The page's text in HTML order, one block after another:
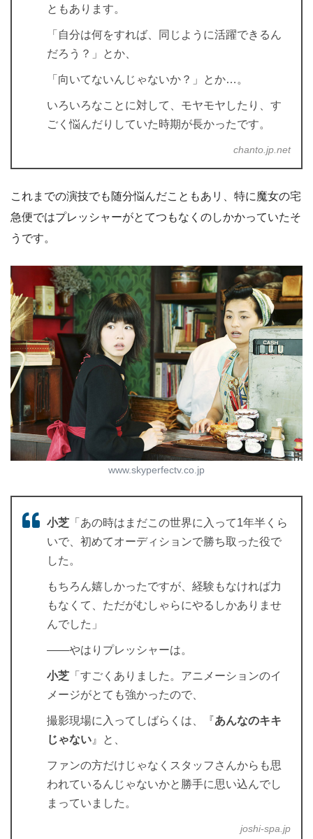
ともあります。
「自分は何をすれば、同じように活躍できるん
だろう？」とか、
「向いてないんじゃないか？」とか…。
いろいろなことに対して、モヤモヤしたり、す
ごく悩んだりしていた時期が長かったです。
chanto.jp.net
これまでの演技でも随分悩んだこともあリ、特に魔女の宅
急便ではプレッシャーがとてつもなくのしかかっていたそ
うです。
www.skyperfectv.co.jp
小芝 「あの時はまだこの世界に入って1年半くら
いで、初めてオーディションで勝ち取った役で
した。
もちろん嬉しかったですが、経験もなければ力
もなくて、ただがむしゃらにやるしかありませ
んでした」
――やはりプレッシャーは。
小芝 「すごくありました。アニメーションのイ
メージがとても強かったので、
撮影現場に入ってしばらくは、『あんなのキキ
じゃない 』と、
ファンの方だけじゃなくスタッフさんからも思
われているんじゃないかと勝手に思い込んでし
まっていました。
joshi-spa.jp